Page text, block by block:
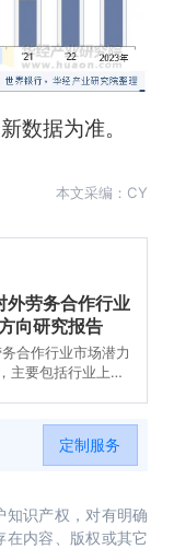
数据为准。
本文采编：CY
劳务合作行业
向研究报告
合作行业市场潜力
主要包括行业上下
定制服务
知识产权，对有明确
在内容、版权或其它